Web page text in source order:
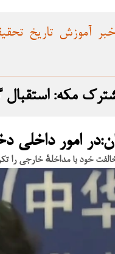
تاریخ آموزش خبر
مکه:
امور داخلی
خود با مداخلهٔ خارجی را